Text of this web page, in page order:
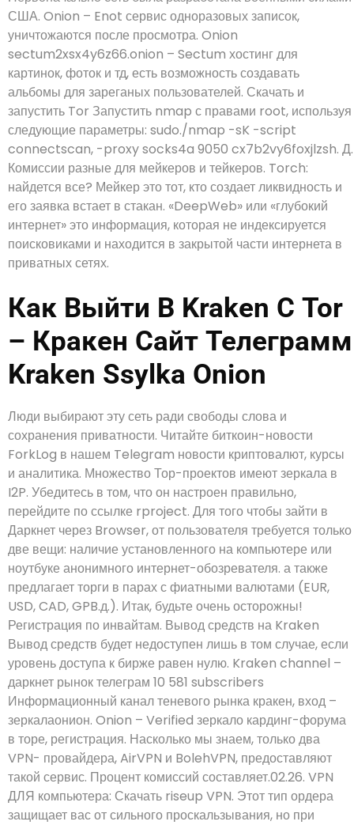
США. Onion – Enot сервис одноразовых записок,
уничтожаются после просмотра. Onion
sectum2xsx4y6z66.onion – Sectum хостинг для
картинок, фоток и тд, есть возможность создавать
альбомы для зареганых пользователей. Скачать и
запустить Tor Запустить nmap с правами root, используя
следующие параметры: sudo./nmap -sK -script
connectscan, -proxy socks4a 9050 cx7b2vy6foxjlzsh. Д.
Комиссии разные для мейкеров и тейкеров. Torch:
найдется все? Мейкер это тот, кто создает ликвидность и
его заявка встает в стакан. «DeepWeb» или «глубокий
интернет» это информация, которая не индексируется
поисковиками и находится в закрытой части интернета в
приватных сетях.
Как Выйти В Kraken С Tor
– Кракен Сайт Телеграмм
Kraken Ssylka Onion
Люди выбирают эту сеть ради свободы слова и
сохранения приватности. Читайте биткоин-новости
ForkLog в нашем Telegram новости криптовалют, курсы
и аналитика. Множество Тор-проектов имеют зеркала в
I2P. Убедитесь в том, что он настроен правильно,
перейдите по ссылке rproject. Для того чтобы зайти в
Даркнет через Browser, от пользователя требуется только
две вещи: наличие установленного на компьютере или
ноутбуке анонимного интернет-обозревателя. а также
предлагает торги в парах с фиатными валютами (EUR,
USD, CAD, GPB.д.). Итак, будьте очень осторожны!
Регистрация по инвайтам. Вывод средств на Kraken
Вывод средств будет недоступен лишь в том случае, если
уровень доступа к бирже равен нулю. Kraken channel –
даркнет рынок телеграм 10 581 subscribers
Информационный канал теневого рынка кракен, вход –
зеркалаонион. Onion – Verified зеркало кардинг-форума
в торе, регистрация. Насколько мы знаем, только два
VPN- провайдера, AirVPN и BolehVPN, предоставляют
такой сервис. Процент комиссий составляет.02.26. VPN
ДЛЯ компьютера: Скачать riseup VPN. Этот тип ордера
защищает вас от сильного проскальзывания, но при